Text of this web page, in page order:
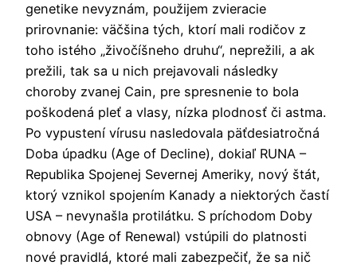
genetike nevyznám, použijem zvieracie
prirovnanie: väčšina tých, ktorí mali rodičov z
toho istého „živočíšneho druhu“, neprežili, a ak
prežili, tak sa u nich prejavovali následky
choroby zvanej Cain, pre spresnenie to bola
poškodená pleť a vlasy, nízka plodnosť či astma.
Po vypustení vírusu nasledovala päťdesiatročná
Doba úpadku (Age of Decline), dokiaľ RUNA –
Republika Spojenej Severnej Ameriky, nový štát,
ktorý vznikol spojením Kanady a niektorých častí
USA – nevynašla protilátku. S príchodom Doby
obnovy (Age of Renewal) vstúpili do platnosti
nové pravidlá, ktoré mali zabezpečiť, že sa nič